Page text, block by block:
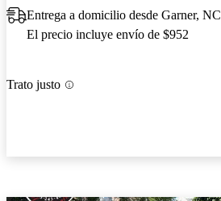
Entrega a domicilio desde Garner, NC
El precio incluye envío de $952
Trato justo